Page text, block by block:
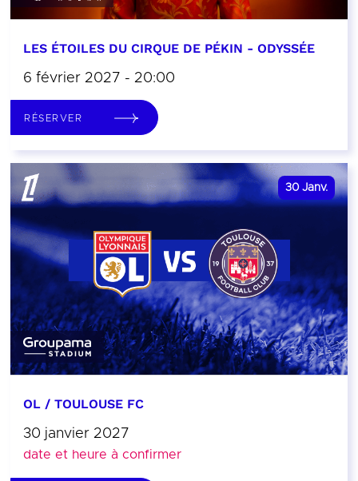
LES ÉTOILES DU CIRQUE DE PÉKIN - ODYSSÉE
6 février 2027 - 20:00
RÉSERVER
30 Janv.
OL / TOULOUSE FC
30 janvier 2027
date et heure à confirmer